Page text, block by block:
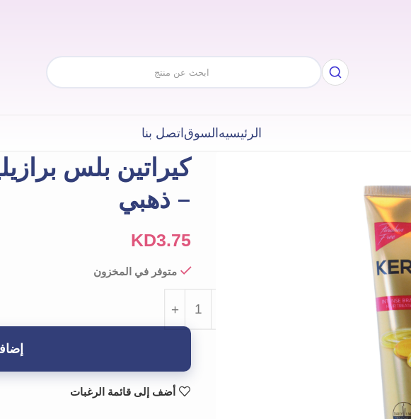
الرئيسيهالسوقاتصل بنا
– ذهبي
KD3.75
متوفر في المخزون
أضف إلى قائمة الرغبات